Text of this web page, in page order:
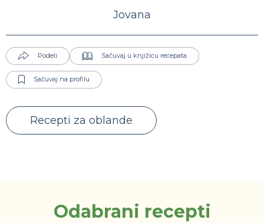
Jovana
Podeli Sačuvaj u knjižicu recepata
Sačuvaj na profilu
Recepti za oblande
Odabrani recepti